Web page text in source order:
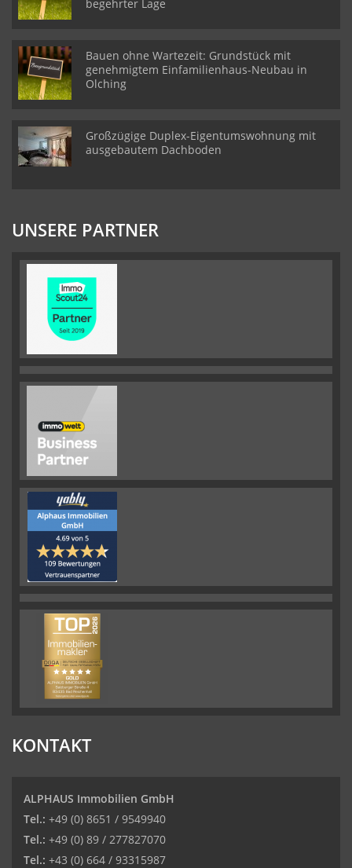
begehrter Lage
Bauen ohne Wartezeit: Grundstück mit
genehmigtem Einfamilienhaus-Neubau in
Olching
Großzügige Duplex-Eigentumswohnung mit
ausgebautem Dachboden
UNSERE PARTNER
KONTAKT
ALPHAUS Immobilien GmbH
Tel.: +49 (0) 8651 / 9549940
Tel.: +49 (0) 89 / 277827070
Tel.: +43 (0) 664 / 93315987